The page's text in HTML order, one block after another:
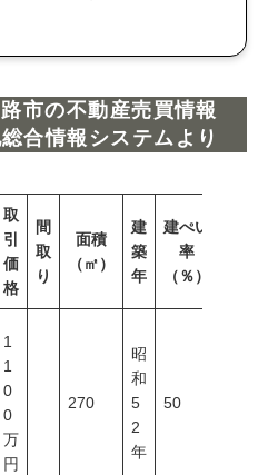
市の不動産売買情報
合情報システムより
取
引
価
格
間
取
り
面積
（㎡）
建
築
年
建ぺい
率
（％）
1
1
0
0
万
円
270
昭
和
5
2
年
50